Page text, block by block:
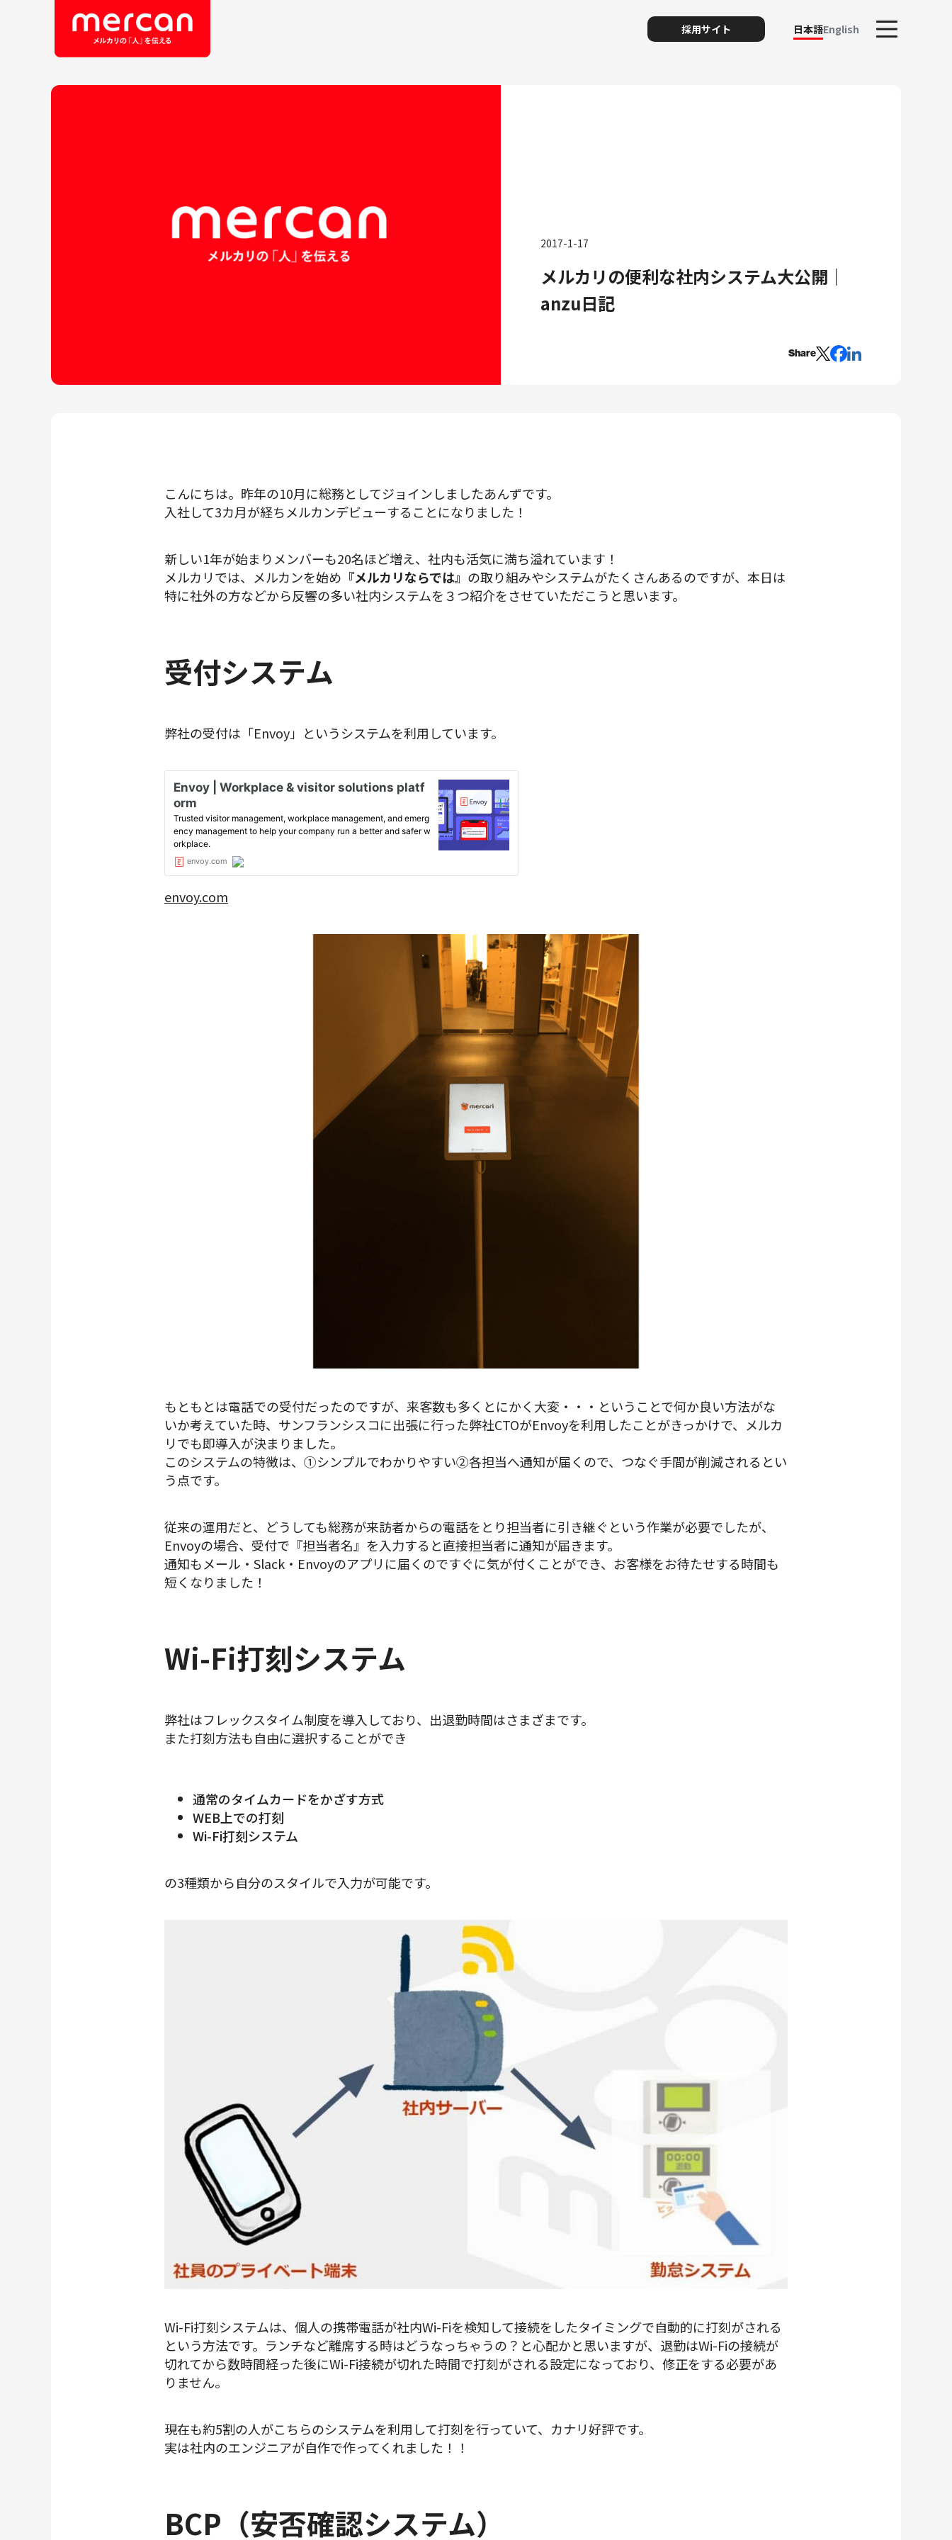
採用サイト 日本語English
鹿島アントラーズ
Ads
メルカリ
エンジニアリング
エンジニアリング
コーポレートエンジニアリング
マーケティング・PR
内部監査・リスク
法務
セキュリティ・プライバシー
募集中の求人一覧
2017-1-17
メルカリの便利な社内システム大公開｜
anzu日記
Share
こんにちは。昨年の10月に総務としてジョインしましたあんずです。
入社して3カ月が経ちメルカンデビューすることになりました！
新しい1年が始まりメンバーも20名ほど増え、社内も活気に満ち溢れています！
メルカリでは、メルカンを始め 『メルカリならでは』 の取り組みやシステムがたくさんあるのですが、本日は
特に社外の方などから反響の多い社内システムを３つ紹介をさせていただこうと思います。
受付システム
弊社の受付は「Envoy」というシステムを利用しています。
envoy.com
もともとは電話での受付だったのですが、来客数も多くとにかく大変・・・ということで何か良い方法がな
いか考えていた時、サンフランシスコに出張に行った弊社CTOがEnvoyを利用したことがきっかけで、メルカ
リでも即導入が決まりました。
このシステムの特徴は、①シンプルでわかりやすい②各担当へ通知が届くので、つなぐ手間が削減されるとい
う点です。
従来の運用だと、どうしても総務が来訪者からの電話をとり担当者に引き継ぐという作業が必要でしたが、
Envoyの場合、受付で『担当者名』を入力すると直接担当者に通知が届きます。
通知もメール・Slack・Envoyのアプリに届くのですぐに気が付くことができ、お客様をお待たせする時間も
短くなりました！
Wi-Fi打刻システム
弊社はフレックスタイム制度を導入しており、出退勤時間はさまざまです。
また打刻方法も自由に選択することができ
通常のタイムカードをかざす方式
WEB上での打刻
Wi-Fi打刻システム
の3種類から自分のスタイルで入力が可能です。
Wi-Fi打刻システムは、個人の携帯電話が社内Wi-Fiを検知して接続をしたタイミングで自動的に打刻がされる
という方法です。ランチなど離席する時はどうなっちゃうの？と心配かと思いますが、退勤はWi-Fiの接続が
切れてから数時間経った後にWi-Fi接続が切れた時間で打刻がされる設定になっており、修正をする必要があ
りません。
現在も約5割の人がこちらのシステムを利用して打刻を行っていて、カナリ好評です。
実は社内のエンジニアが自作で作ってくれました！！
BCP（安否確認システム）